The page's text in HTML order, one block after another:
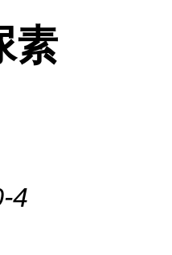
素
4